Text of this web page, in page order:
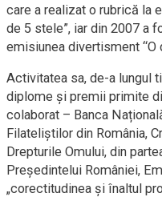
care a realizat o rubrică la
de 5 stele”, iar din 2007 a
emisiunea divertisment “O
Activitatea sa, de-a lungul
diplome și premii primite
colaborat – Banca
Filateliștilor din România,
Drepturile Omului, din
Președintelui României,
„corectitudinea și înaltul